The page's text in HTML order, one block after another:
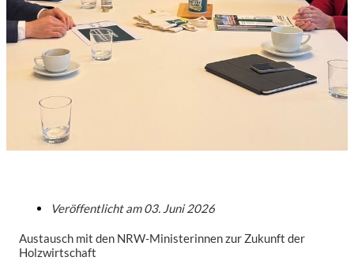
Veröffentlicht am03. Juni 2026
Austausch mit den NRW-Ministerinnen zur Zukunft der
Holzwirtschaft